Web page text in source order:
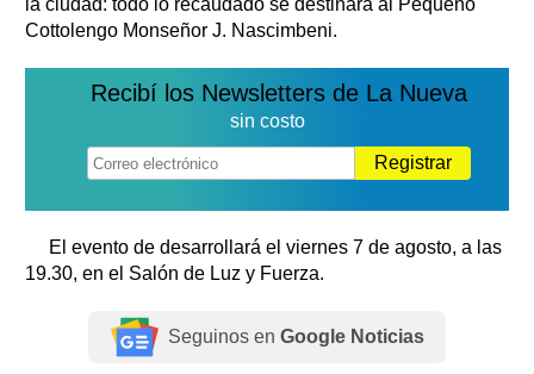
Cottolengo Monseñor J. Nascimbeni.
Recibí los Newsletters de La Nueva
sin costo
Registrar
El evento de desarrollará el viernes 7 de agosto, a las
19.30, en el Salón de Luz y Fuerza.
Seguinos en Google Noticias